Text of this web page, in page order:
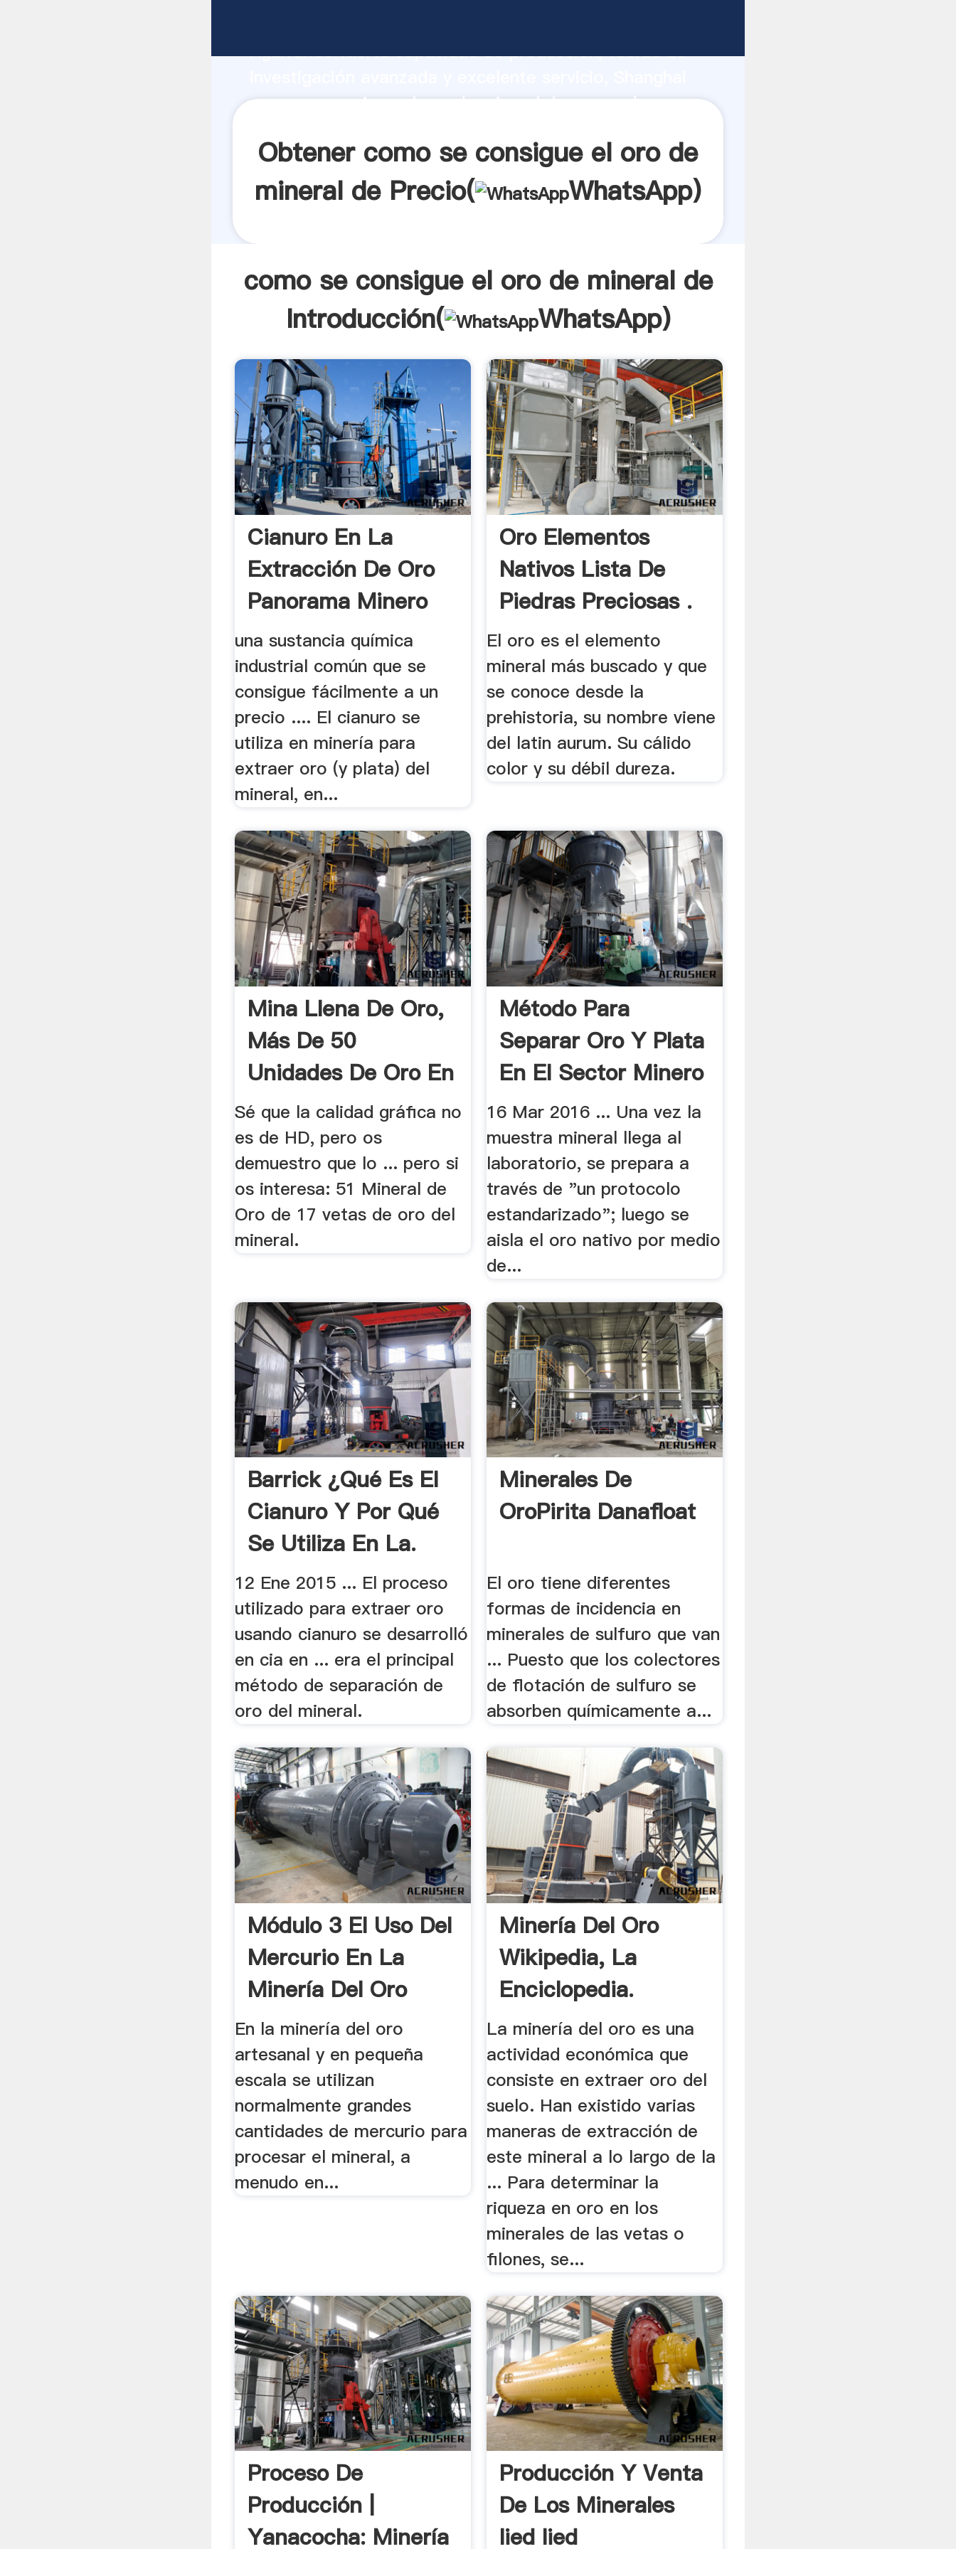
Agarrando fuerte capacidad de producción, fuerza de
como se consigue el oro de mineral de proveedor crea
Obtener como se consigue el oro de
mineral de Precio(
WhatsApp)
como se consigue el oro de mineral de
Introducción(
WhatsApp)
Cianuro En La
Extracción De Oro
Panorama Minero
una sustancia química
industrial común que se
consigue fácilmente a un
precio .... El cianuro se
utiliza en minería para
extraer oro (y plata) del
mineral, en...
Oro Elementos
Nativos Lista De
Piedras Preciosas .
El oro es el elemento
mineral más buscado y que
se conoce desde la
prehistoria, su nombre viene
del latin aurum. Su cálido
color y su débil dureza.
Mina Llena De Oro,
Más De 50
Unidades De Oro En
El.
Sé que la calidad gráfica no
es de HD, pero os
demuestro que lo ... pero si
os interesa: 51 Mineral de
Oro de 17 vetas de oro del
mineral.
Método Para
Separar Oro Y Plata
En El Sector Minero
.
16 Mar 2016 ... Una vez la
muestra mineral llega al
laboratorio, se prepara a
través de "un protocolo
estandarizado"; luego se
aisla el oro nativo por medio
de...
Barrick ¿Qué Es El
Cianuro Y Por Qué
Se Utiliza En La.
12 Ene 2015 ... El proceso
utilizado para extraer oro
usando cianuro se desarrolló
en cia en ... era el principal
método de separación de
oro del mineral.
Minerales De
OroPirita Danafloat
El oro tiene diferentes
formas de incidencia en
minerales de sulfuro que van
... Puesto que los colectores
de flotación de sulfuro se
absorben químicamente a...
Módulo 3 El Uso Del
Mercurio En La
Minería Del Oro
Artesanal.
En la minería del oro
artesanal y en pequeña
escala se utilizan
normalmente grandes
cantidades de mercurio para
procesar el mineral, a
menudo en...
Minería Del Oro
Wikipedia, La
Enciclopedia.
La minería del oro es una
actividad económica que
consiste en extraer oro del
suelo. Han existido varias
maneras de extracción de
este mineral a lo largo de la
... Para determinar la
riqueza en oro en los
minerales de las vetas o
filones, se...
Proceso De
Producción |
Yanacocha: Minería
Producción Y Venta
De Los Minerales
Iied Iied